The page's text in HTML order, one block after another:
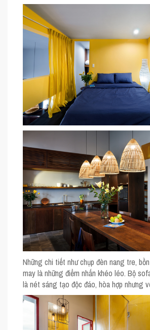
Những chi tiết như chụp đèn nang tre,
may là những điểm nhấn khéo léo. Bộ
là nét sáng tạo độc đáo, hòa hợp nhưng